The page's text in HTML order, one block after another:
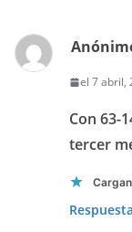
el 7 abril,
Con 63-
tercer
Respuesta